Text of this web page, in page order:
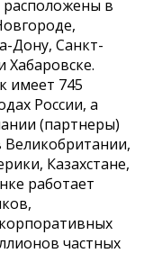
в
Дону, Санкт-
Хабаровске.
имеет 745
России, а
(партнеры)
Великобритании,
Казахстане,
работает
частных